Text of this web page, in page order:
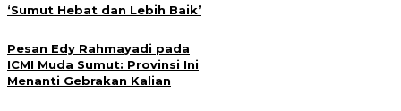
‘Sumut Hebat dan Lebih Baik’
Pesan Edy Rahmayadi pada
ICMI Muda Sumut: Provinsi Ini
Menanti Gebrakan Kalian